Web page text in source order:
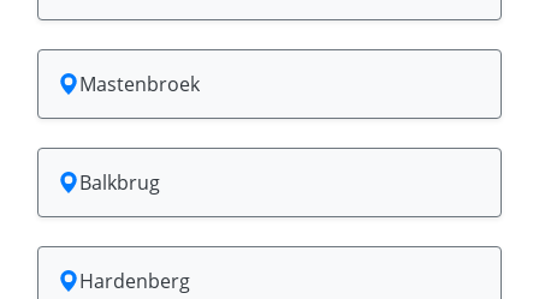
Mastenbroek
Balkbrug
Hardenberg